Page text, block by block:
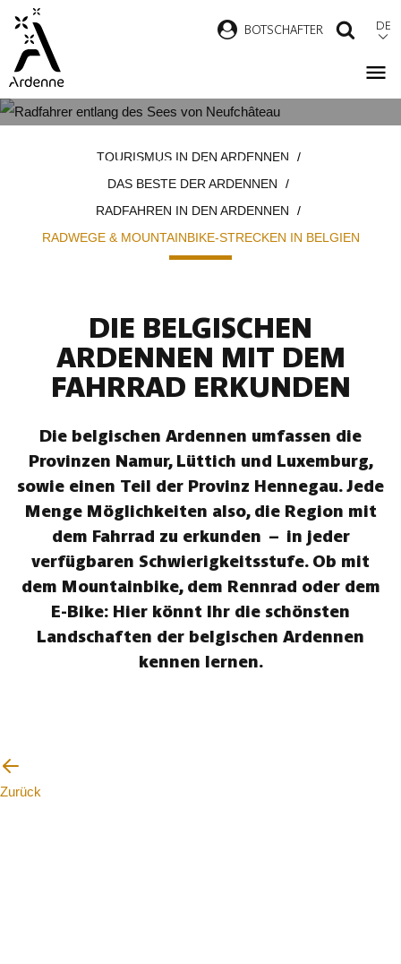
Direkt
zum
Inhalt
BOTSCHAFTER DE
STRECKEN IN BELGIEN
TOURISMUS IN DEN ARDENNEN
DAS BESTE DER ARDENNEN
RADFAHREN IN DEN ARDENNEN
RADWEGE & MOUNTAINBIKE-STRECKEN IN BELGIEN
DIE BELGISCHEN
ARDENNEN MIT DEM
FAHRRAD ERKUNDEN
Die belgischen Ardennen umfassen die
Provinzen Namur, Lüttich und Luxemburg,
sowie einen Teil der Provinz Hennegau. Jede
Menge Möglichkeiten also, die Region mit
dem Fahrrad zu erkunden – in jeder
verfügbaren Schwierigkeitsstufe. Ob mit
dem Mountainbike, dem Rennrad oder dem
E-Bike: Hier könnt Ihr die schönsten
Landschaften der belgischen Ardennen
kennen lernen.
Zurück